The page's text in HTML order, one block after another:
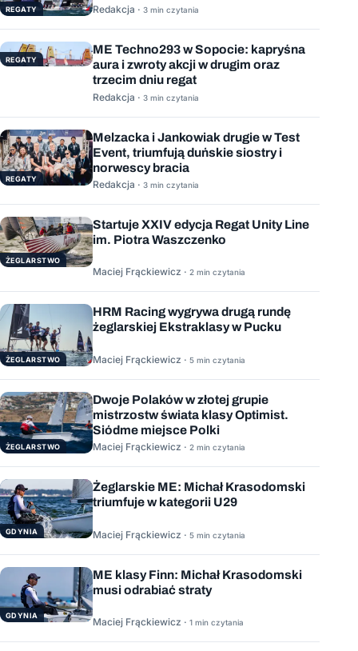
REGATY Redakcja · 3 min czytania
REGATY
ME Techno293 w Sopocie: kapryśna
aura i zwroty akcji w drugim oraz
trzecim dniu regat
Redakcja · 3 min czytania
REGATY
Melzacka i Jankowiak drugie w Test
Event, triumfują duńskie siostry i
norwescy bracia
Redakcja · 3 min czytania
ŻEGLARSTWO
Startuje XXIV edycja Regat Unity Line
im. Piotra Waszczenko
Maciej Frąckiewicz · 2 min czytania
ŻEGLARSTWO
HRM Racing wygrywa drugą rundę
żeglarskiej Ekstraklasy w Pucku
Maciej Frąckiewicz · 5 min czytania
ŻEGLARSTWO
Dwoje Polaków w złotej grupie
mistrzostw świata klasy Optimist.
Siódme miejsce Polki
Maciej Frąckiewicz · 2 min czytania
GDYNIA
Żeglarskie ME: Michał Krasodomski
triumfuje w kategorii U29
Maciej Frąckiewicz · 5 min czytania
GDYNIA
ME klasy Finn: Michał Krasodomski
musi odrabiać straty
Maciej Frąckiewicz · 1 min czytania